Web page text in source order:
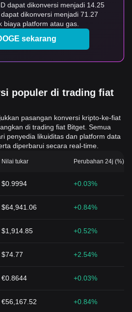
dapat dikonversi menjadi 14.25
dikonversi menjadi 71.27
biaya platform atau gas.
sekarang
populer di trading fiat
pasangan konversi kripto-ke-fiat
di trading fiat Bitget. Semua
penyedia likuiditas dan platform data
diperbarui secara real-time.
Nilai tukar Perubahan 24j (%)
$0.9994 +0.03%
$64,941.06 +0.84%
$1,914.85 +0.52%
$74.77 +2.54%
€0.8644 +0.03%
€56,167.52 +0.84%